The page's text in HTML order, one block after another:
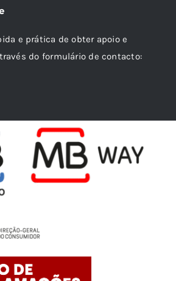
e prática de obter apoio e
do formulário de contacto: